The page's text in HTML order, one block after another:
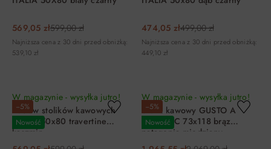
569,05 zł599,00 zł
Najniższa cena z 30 dni przed obniżką:
539,10 zł
474,05 zł499,00 zł
Najniższa cena z 30 dni przed obniżką:
449,10 zł
−5%
Nowość
W magazynie - wysyłka jutro!
Zestaw stolików kawowych
ITALIA 50x80 travertine
kaszmir
−5%
Nowość
W magazynie - wysyłka jutro!
Stolik kawowy GUSTO A
CERAMIC 73x118 brąz
patagonia miedziany